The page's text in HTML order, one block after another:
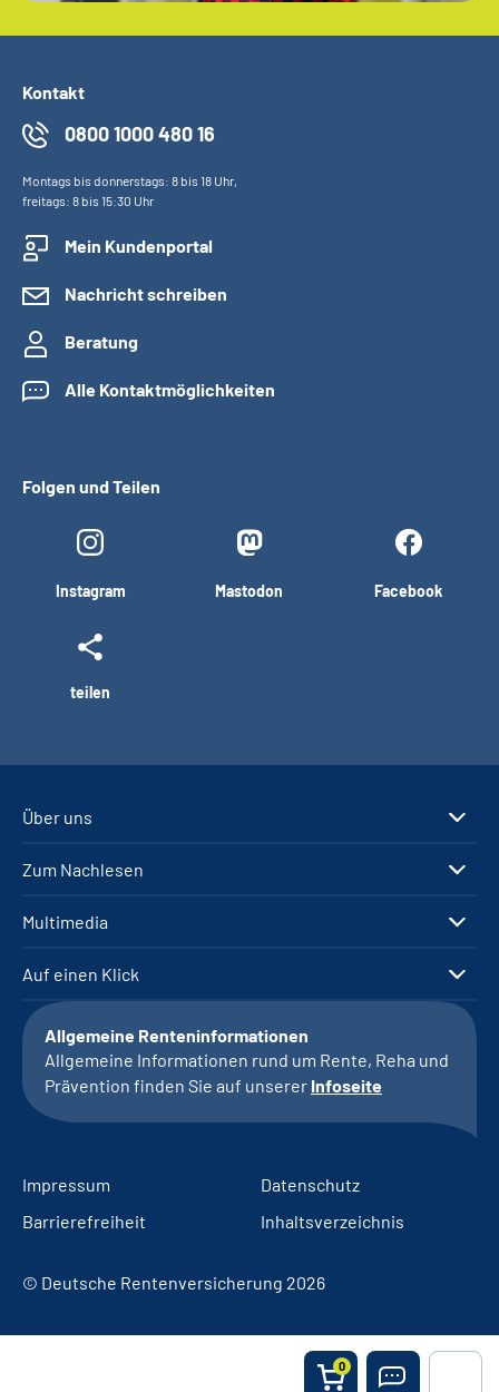
0
Kontakt
0800 1000 480 16
Montags bis donnerstags: 8 bis 18 Uhr,
freitags: 8 bis 15:30 Uhr
Mein Kundenportal
Nachricht schreiben
Beratung
Alle Kontaktmöglichkeiten
Folgen und Teilen
Instagram Mastodon Facebook
teilen
Über uns
Zum Nachlesen
Multimedia
Auf einen Klick
Allgemeine Renteninformationen
Allgemeine Informationen rund um Rente, Reha und
Prävention finden Sie auf unserer Infoseite
Impressum
Datenschutz
Barrierefreiheit
Inhaltsverzeichnis
© Deutsche Rentenversicherung 2026